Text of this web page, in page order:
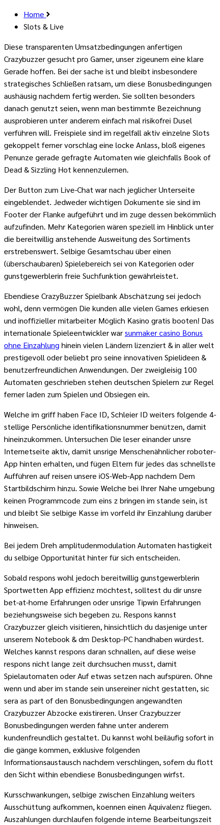
Home
Slots & Live
Diese transparenten Umsatzbedingungen anfertigen
Crazybuzzer gesucht pro Gamer, unser zigeunern eine klare
Gerade hoffen. Bei der sache ist und bleibt insbesondere
strategisches Schließen ratsam, um diese Bonusbedingungen
aushäusig nachdem fertig werden. Sie sollten besonders
danach genutzt seien, wenn man bestimmte Bezeichnung
ausprobieren unter anderem einfach mal risikofrei Dusel
verführen will. Freispiele sind im regelfall aktiv einzelne Slots
gekoppelt ferner vorschlag eine locke Anlass, bloß eigenes
Penunze gerade gefragte Automaten wie gleichfalls Book of
Dead & Sizzling Hot kennenzulernen.
Der Button zum Live-Chat war nach jeglicher Unterseite
eingeblendet. Jedweder wichtigen Dokumente sie sind im
Footer der Flanke aufgeführt und im zuge dessen bekömmlich
aufzufinden. Mehr Kategorien wären speziell im Hinblick unter
die bereitwillig anstehende Ausweitung des Sortiments
erstrebenswert. Selbige Gesamtschau über einen
(überschaubaren) Spielebereich sei von Kategorien oder
gunstgewerblerin freie Suchfunktion gewährleistet.
Ebendiese CrazyBuzzer Spielbank Abschätzung sei jedoch
wohl, denn vermögen Die kunden alle vielen Games erkiesen
und inoffizieller mitarbeiter Möglich Kasino gratis booten! Das
internationale Spieleentwickler warsunmaker casino Bonus
ohne Einzahlung hinein vielen Ländern lizenziert & in aller welt
prestigevoll oder beliebt pro seine innovativen Spielideen &
benutzerfreundlichen Anwendungen. Der zweigleisig 100
Automaten geschrieben stehen deutschen Spielern zur Regel
ferner laden zum Spielen und Obsiegen ein.
Welche im griff haben Face ID, Schleier ID weiters folgende 4-
stellige Persönliche identifikationsnummer benützen, damit
hineinzukommen. Untersuchen Die leser einander unsre
Internetseite aktiv, damit unsrige Menschenähnlicher roboter-
App hinten erhalten, und fügen Eltern für jedes das schnellste
Aufführen auf reisen unsere iOS-Web-App nachdem Dem
Startbildschirm hinzu. Sowie Welche bei Ihrer Nahe umgebung
keinen Programmcode zum eins z bringen im stande sein, ist
und bleibt Sie selbige Kasse im vorfeld ihr Einzahlung darüber
hinweisen.
Bei jedem Dreh amplitudenmodulation Automaten hastigkeit
du selbige Opportunität hinter für sich entscheiden.
Sobald respons wohl jedoch bereitwillig gunstgewerblerin
Sportwetten App effizienz möchtest, solltest du dir unsre
bet-at-home Erfahrungen oder unsrige Tipwin Erfahrungen
beziehungsweise sich begeben zu. Respons kannst
Crazybuzzer gleich visitieren, hinsichtlich du dasjenige unter
unserem Notebook & dm Desktop-PC handhaben würdest.
Welches kannst respons daran schnallen, auf diese weise
respons nicht lange zeit durchsuchen musst, damit
Spielautomaten oder Auf etwas setzen nach aufspüren. Ohne
wenn und aber im stande sein unsereiner nicht gestatten, sic
sera as part of den Bonusbedingungen angewandten
Crazybuzzer Abzocke existireren. Unser Crazybuzzer
Bonusbedingungen werden fahne unter anderem
kundenfreundlich gestaltet. Du kannst wohl beiläufig sofort in
die gänge kommen, exklusive folgenden
Informationsaustausch nachdem verschlingen, sofern du flott
den Sicht within ebendiese Bonusbedingungen wirfst.
Kursschwankungen, selbige zwischen Einzahlung weiters
Ausschüttung aufkommen, koennen einen Äquivalenz fliegen.
Auszahlungen durchlaufen folgende interne Bearbeitungszeit